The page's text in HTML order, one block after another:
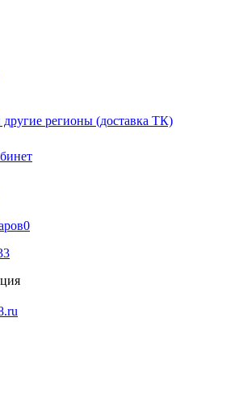
регионы (доставка ТК)
0